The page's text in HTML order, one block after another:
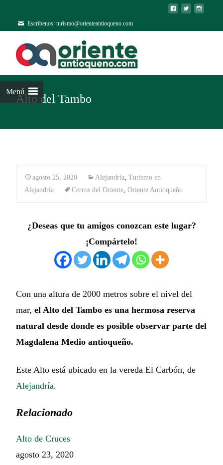
Escríbenos: turismo@orienteantioqueno.com
Menú
Alto del Tambo
agosto 25, 2020 Alejandría, Turismo en
Alejandría
Cerros del Oriente, Oriente Antioqueño
¿Deseas que tu amigos conozcan este lugar?
¡Compártelo!
Con una altura de 2000 metros sobre el nivel del
mar, el Alto del Tambo es una hermosa reserva
natural desde donde es posible observar parte del
Magdalena Medio antioqueño.
Este Alto está ubicado en la vereda El Carbón, de
Alejandría.
Relacionado
Alto de Cruces
agosto 23, 2020